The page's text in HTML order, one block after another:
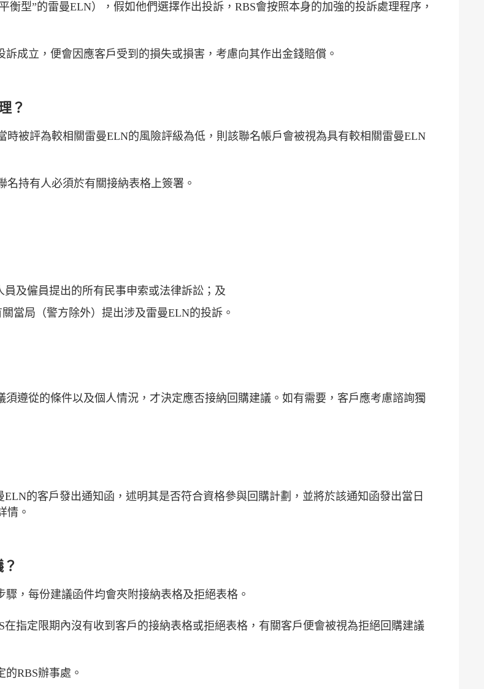
衡型”的雷曼ELN），假如他們選擇作出投訴，RBS會按照本身的加強的投訴處理程序，
成立，便會因應客戶受到的損失或損害，考慮向其作出金錢賠償。
？
被評為較相關雷曼ELN的風險評級為低，則該聯名帳戶會被視為具有較相關雷曼ELN
持有人必須於有關接納表格上簽署。
及僱員提出的所有民事申索或法律訴訟；及
當局（警方除外）提出涉及雷曼ELN的投訴。
遵從的條件以及個人情況，才決定應否接納回購建議。如有需要，客戶應考慮諮詢獨
的客戶發出通知函，述明其是否符合資格參與回購計劃，並將於該通知函發出當日
情。
，每份建議函件均會夾附接納表格及拒絕表格。
指定限期內沒有收到客戶的接納表格或拒絕表格，有關客戶便會被視為拒絕回購建議
RBS辦事處。